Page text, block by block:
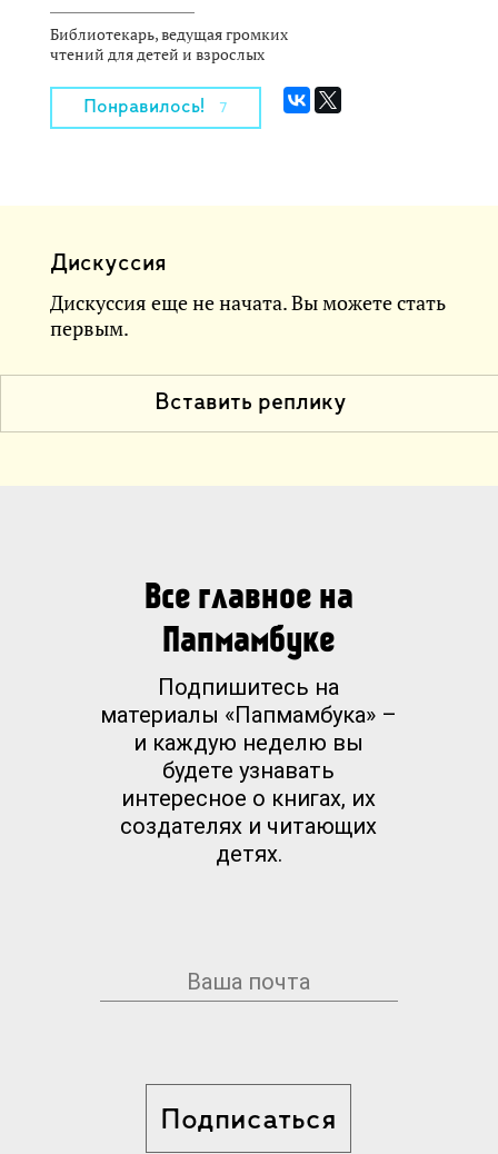
Библиотекарь, ведущая громких
чтений для детей и взрослых
Понравилось! 7
Дискуссия
Дискуссия еще не начата. Вы можете стать
первым.
Вставить реплику
Все главное на
Папмамбуке
Подпишитесь на
материалы «Папмамбука» –
и каждую неделю вы
будете узнавать
интересное о книгах, их
создателях и читающих
детях.
Подписаться